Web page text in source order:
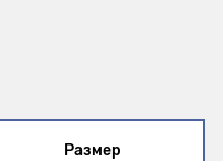
Размер